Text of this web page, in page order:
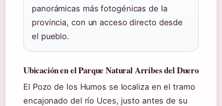
panorámicas más fotogénicas de la
provincia, con un acceso directo desde
el pueblo.
Ubicación en el Parque Natural Arribes del Duero
El Pozo de los Humos se localiza en el tramo
encajonado del río Uces, justo antes de su